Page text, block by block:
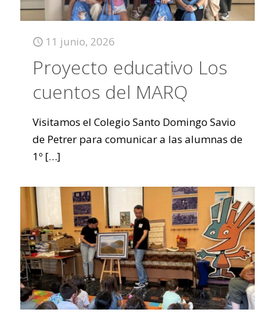
11 junio, 2026
Proyecto educativo Los
cuentos del MARQ
Visitamos el Colegio Santo Domingo Savio
de Petrer para comunicar a las alumnas de
1º […]